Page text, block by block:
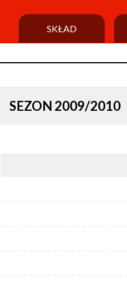
SKŁAD
SEZON 2009/2010